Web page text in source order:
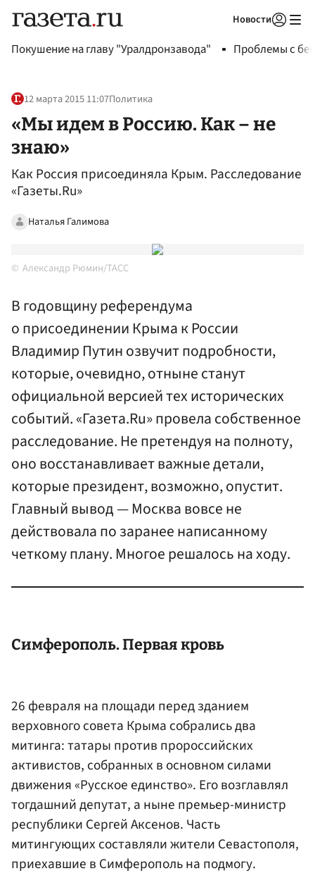
Новости
Покушение на главу "Уралдронзавода" Проблемы с
12 марта 2015 11:07Политика
«Мы идем в Россию. Как – не
знаю»
Как Россия присоединяла Крым. Расследование
«Газеты.Ru»
Наталья Галимова
Александр Рюмин/ТАСС
В годовщину референдума
о присоединении Крыма к России
Владимир Путин озвучит подробности,
которые, очевидно, отныне станут
официальной версией тех исторических
событий. «Газета.Ru» провела собственное
расследование. Не претендуя на полноту,
оно восстанавливает важные детали,
которые президент, возможно, опустит.
Главный вывод — Москва вовсе не
действовала по заранее написанному
четкому плану. Многое решалось на ходу.
Симферополь. Первая кровь
26 февраля на площади перед зданием
верховного совета Крыма собрались два
митинга: татары против пророссийских
активистов, собранных в основном силами
движения «Русское единство». Его возглавлял
тогдашний депутат, а ныне премьер-министр
республики Сергей Аксенов. Часть
митингующих составляли жители Севастополя,
приехавшие в Симферополь на подмогу.